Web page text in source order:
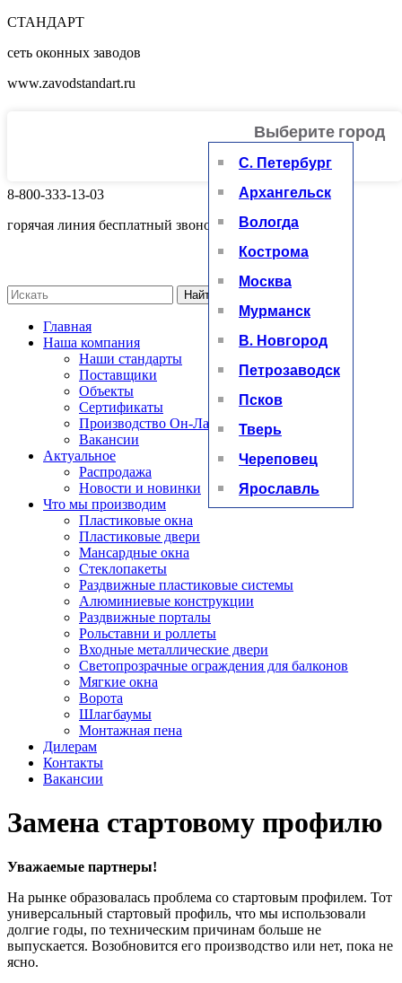
СТАНДАРТ
сеть оконных заводов
www.zavodstandart.ru
Выберите город
+
С. Петербург
Архангельск
Вологда
Кострома
Москва
Мурманск
В. Новгород
Петрозаводск
Псков
Тверь
Череповец
Ярославль
8-800-333-13-03
горячая линия бесплатный звонок
Найти
Главная
Наша компания
Наши стандарты
Поставщики
Объекты
Сертификаты
Производство Он-Лайн
Вакансии
Актуальное
Распродажа
Новости и новинки
Что мы производим
Пластиковые окна
Пластиковые двери
Мансардные окна
Стеклопакеты
Раздвижные пластиковые системы
Алюминиевые конструкции
Раздвижные порталы
Рольставни и роллеты
Входные металлические двери
Светопрозрачные ограждения для балконов
Мягкие окна
Ворота
Шлагбаумы
Монтажная пена
Дилерам
Контакты
Вакансии
Замена стартовому профилю
Уважаемые партнеры!
На рынке образовалась проблема со стартовым профилем. Тот
универсальный стартовый профиль, что мы использовали
долгие годы, по техническим причинам больше не
выпускается. Возобновится его производство или нет, пока не
ясно.